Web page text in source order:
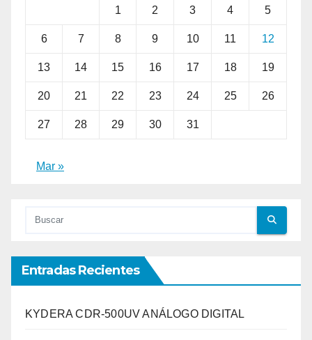
1 2 3 4 5
6 7 8 9 10 11 12
13 14 15 16 17 18 19
20 21 22 23 24 25 26
27 28 29 30 31
Mar »
Entradas Recientes
KYDERA CDR-500UV ANÁLOGO DIGITAL